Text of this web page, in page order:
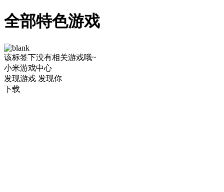
全部特色游戏
该标签下没有相关游戏哦~
小米游戏中心
发现游戏 发现你
下载